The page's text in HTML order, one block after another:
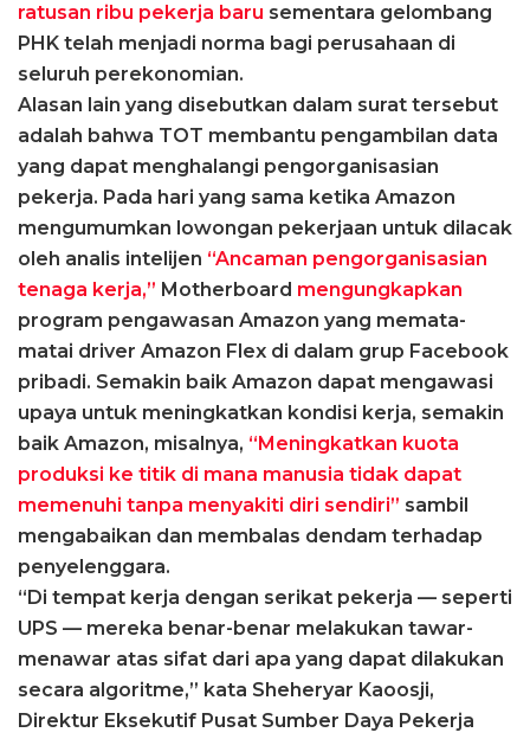
ratusan ribu pekerja baru sementara gelombang
PHK telah menjadi norma bagi perusahaan di
seluruh perekonomian.
Alasan lain yang disebutkan dalam surat tersebut
adalah bahwa TOT membantu pengambilan data
yang dapat menghalangi pengorganisasian
pekerja. Pada hari yang sama ketika Amazon
mengumumkan lowongan pekerjaan untuk dilacak
oleh analis intelijen “Ancaman pengorganisasian
tenaga kerja,” Motherboard mengungkapkan
program pengawasan Amazon yang memata-
matai driver Amazon Flex di dalam grup Facebook
pribadi. Semakin baik Amazon dapat mengawasi
upaya untuk meningkatkan kondisi kerja, semakin
baik Amazon, misalnya, “Meningkatkan kuota
produksi ke titik di mana manusia tidak dapat
memenuhi tanpa menyakiti diri sendiri” sambil
mengabaikan dan membalas dendam terhadap
penyelenggara.
“Di tempat kerja dengan serikat pekerja — seperti
UPS — mereka benar-benar melakukan tawar-
menawar atas sifat dari apa yang dapat dilakukan
secara algoritme,” kata Sheheryar Kaoosji,
Direktur Eksekutif Pusat Sumber Daya Pekerja